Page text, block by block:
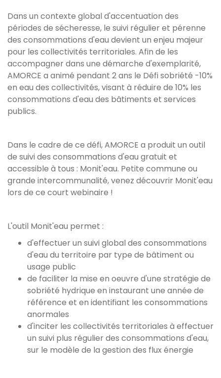
Dans un contexte global d'accentuation des
périodes de sécheresse, le suivi régulier et pérenne
des consommations d'eau devient un enjeu majeur
pour les collectivités territoriales. Afin de les
accompagner dans une démarche d'exemplarité,
AMORCE a animé pendant 2 ans le Défi sobriété -10%
en eau des collectivités, visant à réduire de 10% les
consommations d'eau des bâtiments et services
publics.
Dans le cadre de ce défi, AMORCE a produit un outil
de suivi des consommations d'eau gratuit et
accessible à tous : Monit'eau. Petite commune ou
grande intercommunalité, venez découvrir Monit'eau
lors de ce court webinaire !
L'outil Monit'eau permet :
d'effectuer un suivi global des consommations
d'eau du territoire par type de bâtiment ou
usage public
de faciliter la mise en oeuvre d'une stratégie de
sobriété hydrique en instaurant une année de
référence et en identifiant les consommations
anormales
d'inciter les collectivités territoriales à effectuer
un suivi plus régulier des consommations d'eau,
sur le modèle de la gestion des flux énergie